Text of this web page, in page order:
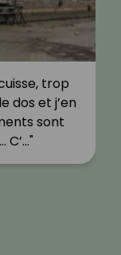
trop
dos et j’en
sont